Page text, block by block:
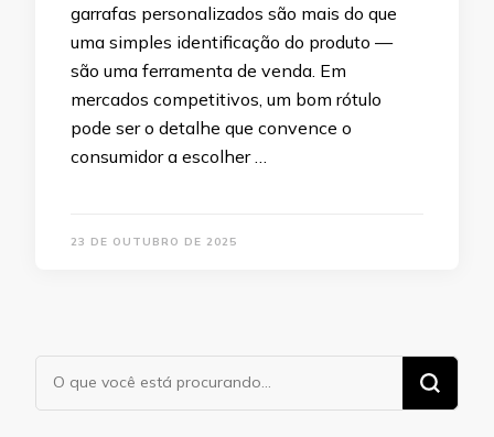
garrafas personalizados são mais do que
uma simples identificação do produto —
são uma ferramenta de venda. Em
mercados competitivos, um bom rótulo
pode ser o detalhe que convence o
consumidor a escolher …
23 DE OUTUBRO DE 2025